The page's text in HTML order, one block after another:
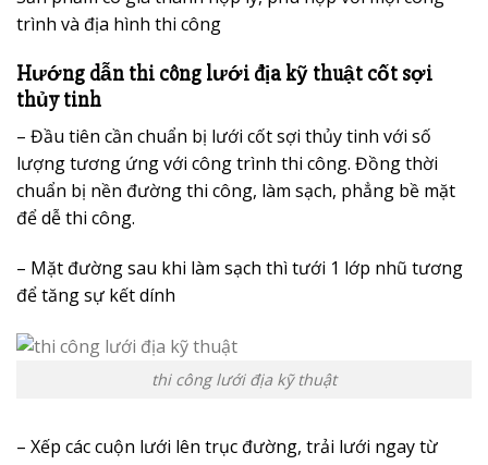
trình và địa hình thi công
Hướng dẫn thi công lưới địa kỹ thuật cốt sợi
thủy tinh
– Đầu tiên cần chuẩn bị lưới cốt sợi thủy tinh với số
lượng tương ứng với công trình thi công. Đồng thời
chuẩn bị nền đường thi công, làm sạch, phẳng bề mặt
để dễ thi công.
– Mặt đường sau khi làm sạch thì tưới 1 lớp nhũ tương
để tăng sự kết dính
thi công lưới địa kỹ thuật
– Xếp các cuộn lưới lên trục đường, trải lưới ngay từ